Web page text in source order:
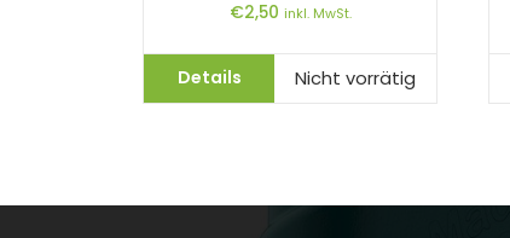
€2,50 inkl. MwSt.
Details Nicht vorrätig